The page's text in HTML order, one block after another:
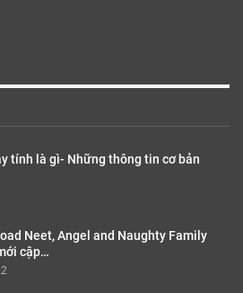
tính là gì- Những thông tin cơ bản
Neet, Angel and Naughty Family
cập…